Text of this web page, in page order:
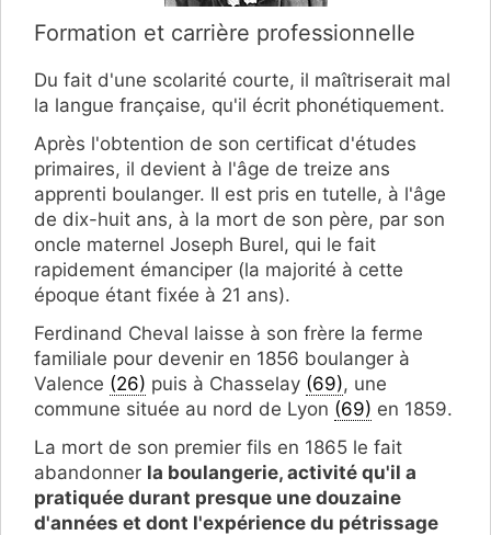
Formation et carrière professionnelle
Du fait d'une scolarité courte, il maîtriserait mal
la langue française, qu'il écrit phonétiquement.
Après l'obtention de son certificat d'études
primaires, il devient à l'âge de treize ans
apprenti boulanger. Il est pris en tutelle, à l'âge
de dix-huit ans, à la mort de son père, par son
oncle maternel Joseph Burel, qui le fait
rapidement émanciper (la majorité à cette
époque étant fixée à 21 ans).
Ferdinand Cheval laisse à son frère la ferme
familiale pour devenir en 1856 boulanger à
Valence (26) puis à Chasselay (69), une
commune située au nord de Lyon (69) en 1859.
La mort de son premier fils en 1865 le fait
abandonner la boulangerie, activité qu'il a
pratiquée durant presque une douzaine
d'années et dont l'expérience du pétrissage